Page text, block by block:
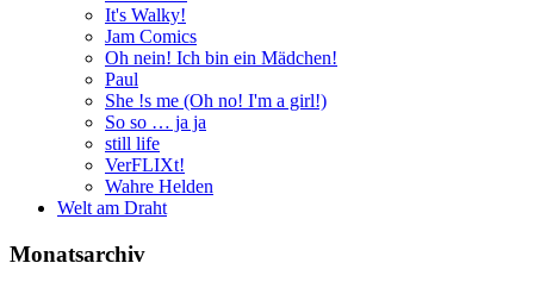
It's Walky!
Jam Comics
Oh nein! Ich bin ein Mädchen!
Paul
She !s me (Oh no! I'm a girl!)
So so … ja ja
still life
VerFLIXt!
Wahre Helden
Welt am Draht
Monatsarchiv